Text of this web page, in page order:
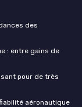
des
: entre gains de
pour de très
aéronautique